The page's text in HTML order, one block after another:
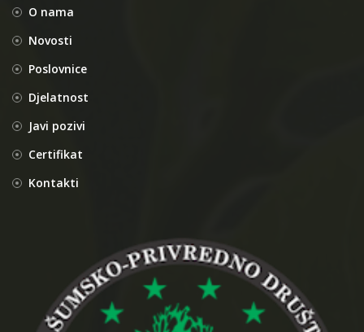
O nama
Novosti
Poslovnice
Djelatnost
Javi pozivi
Certifikat
Kontakti